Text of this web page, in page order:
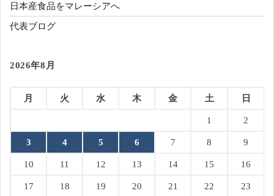
日本産食品をマレーシアへ
代表ブログ
2026年8月
月 火 水 木 金 土 日
1 2
3 4 5 6 7 8 9
10 11 12 13 14 15 16
17 18 19 20 21 22 23